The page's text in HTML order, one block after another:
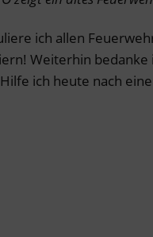
ich allen
Weiterhin
ich heute nach